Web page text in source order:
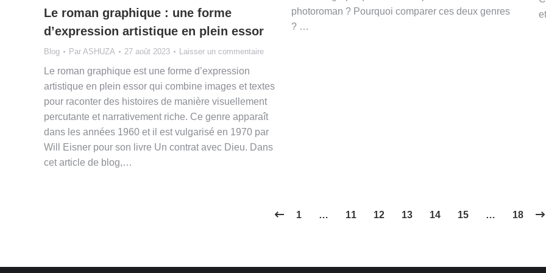
photoroman ? Pourquoi comparer ces deux genres
? …
Le roman graphique : une forme
d’expression artistique en plein essor
Blog Par ASHUZA 27 août 2023 Laisser un commentaire
Le roman graphique est une forme d’expression
artistique en plein essor qui combine images et textes
pour raconter des histoires de manière visuellement
percutante et narrativement riche. Ce genre apparaît
dans les années 1960 et il est vulgarisé en 1970 par
Will Eisner pour son livre Un contrat avec Dieu. Dans
cet article de blog,…
1 … 11 12 13 14 15 … 18